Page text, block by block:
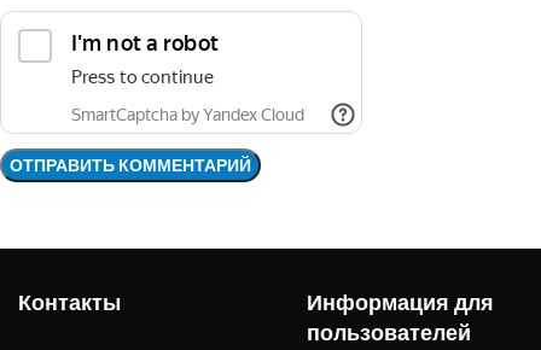
Контакты
Информация для
пользователей